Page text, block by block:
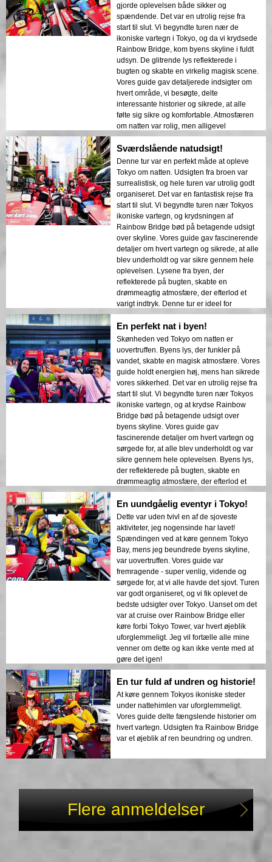
gjorde oplevelsen både sikker og
spændende. Det var en utrolig rejse fra
start til slut. Vi begyndte turen nær de
ikoniske vartegn i Tokyo, og da vi krydsede
Rainbow Bridge, kom byens skyline i fuldt
udsyn. De glitrende lys reflekterede i
bugten og skabte en virkelig magisk scene.
Vores guide gav detaljerede indsigter om
hvert område, vi besøgte, delte
interessante historier og sikrede, at alle
følte sig sikre og komfortable. Atmosfæren
om natten var rolig, men alligevel
spændende, og jeg blev imponeret over
kontrasten mellem moderne skyskrabere
og historisk arkitektur. Denne tur er en
perfekt kombination af eventyr og
uddannelse, der giver rejsende et unikt
indblik i skønheden i Tokyo efter mørkets
frembrud.
Sværdslående natudsigt!
Denne tur var en perfekt måde at opleve
Tokyo om natten. Udsigten fra broen var
surrealistisk, og hele turen var utrolig godt
organiseret. Det var en fantastisk rejse fra
start til slut. Vi begyndte turen nær Tokyos
ikoniske vartegn, og krydsningen af
Rainbow Bridge bød på betagende udsigt
over skyline. Vores guide gav fascinerende
detaljer om hvert vartegn og sikrede, at alle
blev underholdt og var sikre gennem hele
oplevelsen. Lysene fra byen, der
reflekterede på bugten, skabte en
drømmeagtig atmosfære, der efterlod et
varigt indtryk. Denne tur er ideel for
førstegangsbesøgende, der ønsker en
blanding af eventyr og sightseeing.
Kontrasten mellem Tokyos moderne
bygninger og historiske områder blev
smukt præsenteret i natlysene. Jeg vil
varmt anbefale denne tur til alle!
En perfekt nat i byen!
Skønheden ved Tokyo om natten er
uovertruffen. Byens lys, der funkler på
vandet, skabte en magisk atmosfære. Vores
guide holdt energien høj, mens han sikrede
vores sikkerhed. Det var en utrolig rejse fra
start til slut. Vi begyndte turen nær Tokyos
ikoniske vartegn, og at krydse Rainbow
Bridge bød på betagende udsigt over
byens skyline. Vores guide gav
fascinerende detaljer om hvert vartegn og
sørgede for, at alle blev underholdt og var
sikre gennem hele oplevelsen. Byens lys,
der reflekterede på bugten, skabte en
drømmeagtig atmosfære, der efterlod et
varigt indtryk. Denne tur er ideel for
førstegangsbesøgende, der ønsker en
blanding af eventyr og sightseeing.
Kontrasten mellem Tokyos moderne
bygninger og historiske områder blev
smukt præsenteret i nattebelysningen. Jeg
vil varmt anbefale denne tur til alle!
En uundgåelig eventyr i Tokyo!
Dette var uden tvivl en af de sjoveste
aktiviteter, jeg nogensinde har lavet!
Spændingen ved at køre gennem Tokyo
Bay, mens jeg beundrede byens skyline,
var uovertruffen. Vores guide var
fremragende - super venlig, vidende og
sørgede for, at vi alle havde det sjovt. Turen
var godt organiseret, og vi fik oplevet de
bedste udsigter over Tokyo. Uanset om det
var at cruise over Rainbow Bridge eller
køre forbi Tokyo Tower, var hvert øjeblik
uforglemmeligt. Jeg vil fortælle alle mine
venner om dette og kan ikke vente med at
gøre det igen!
En tur fuld af undren og historie!
At køre gennem Tokyos ikoniske steder
under nattehimlen var uforglemmeligt.
Vores guide delte fængslende historier om
hvert vartegn. Udsigten fra Rainbow Bridge
var et øjeblik af ren beundring og undren.
Flere anmeldelser